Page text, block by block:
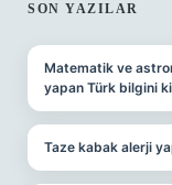
SON YAZILAR
Matematik ve
yapan Türk bilgini
Taze kabak alerji